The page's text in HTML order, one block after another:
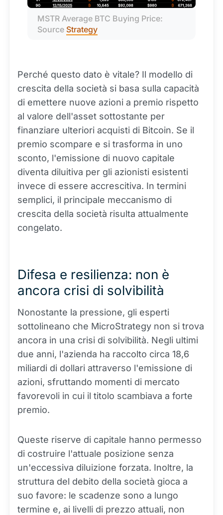
MSTR Average BTC Buying Price:
Source Strategy
Perché questo dato è vitale? Il modello di
crescita della società si basa sulla capacità
di emettere nuove azioni a premio rispetto
al valore dell'asset sottostante per
finanziare ulteriori acquisti di Bitcoin. Se il
premio scompare e si trasforma in uno
sconto, l'emissione di nuovo capitale
diventa diluitiva per gli azionisti esistenti
invece di essere accrescitiva. In termini
semplici, il principale meccanismo di
crescita della società risulta attualmente
congelato.
Difesa e resilienza: non è
ancora crisi di solvibilità
Nonostante la pressione, gli esperti
sottolineano che MicroStrategy non si trova
ancora in una crisi di solvibilità. Negli ultimi
due anni, l'azienda ha raccolto circa 18,6
miliardi di dollari attraverso l'emissione di
azioni, sfruttando momenti di mercato
favorevoli in cui il titolo scambiava a forte
premio.
Queste riserve di capitale hanno permesso
di costruire l'attuale posizione senza
un'eccessiva diluizione forzata. Inoltre, la
struttura del debito della società gioca a
suo favore: le scadenze sono a lungo
termine e, ai livelli di prezzo attuali, non